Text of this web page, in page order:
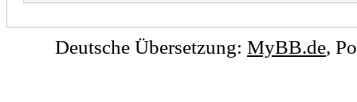
Deutsche Übersetzung: MyBB.de,